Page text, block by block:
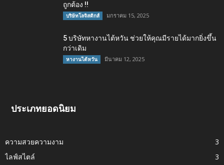
ถูกต้อง !!
บริษัทโลจิสติกส์ มกราคม 15, 2025
5 บริษัทหางานไต้หวัน ช่วยให้คุณมีรายได้มากยิ่งขึ้น
กว่าเดิม
หางานไต้หวัน มีนาคม 12, 2025
ประเภทยอดนิยม
ความสวยความงาม
3
ไลฟ์สไตล์
3